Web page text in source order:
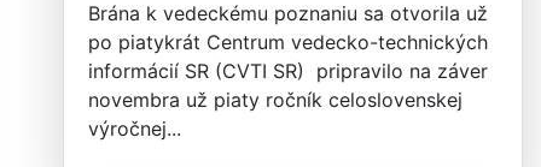
Brána k vedeckému poznaniu sa otvorila už
po piatykrát Centrum vedecko-technických
informácií SR (CVTI SR) pripravilo na záver
novembra už piaty ročník celoslovenskej
výročnej...